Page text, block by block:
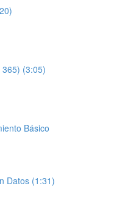
(3:05)
Básico
Datos (1:31)